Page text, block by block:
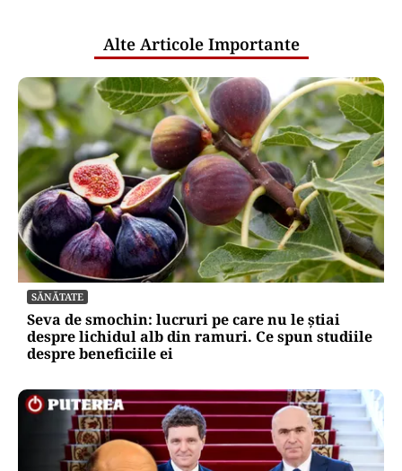
Alte Articole Importante
SĂNĂTATE
Seva de smochin: lucruri pe care nu le știai
despre lichidul alb din ramuri. Ce spun studiile
despre beneficiile ei